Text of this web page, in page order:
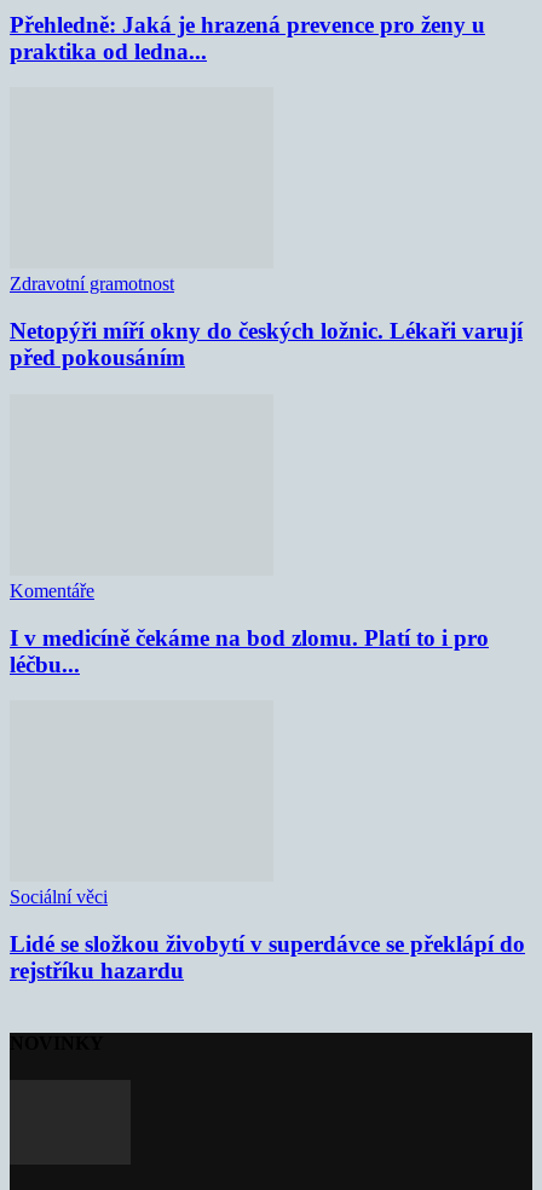
Přehledně: Jaká je hrazená prevence pro ženy u
praktika od ledna...
Zdravotní gramotnost
Netopýři míří okny do českých ložnic. Lékaři varují
před pokousáním
Komentáře
I v medicíně čekáme na bod zlomu. Platí to i pro
léčbu...
Sociální věci
Lidé se složkou živobytí v superdávce se překlápí do
rejstříku hazardu